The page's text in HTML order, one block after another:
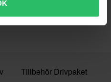
Tillbehör Drivpaket